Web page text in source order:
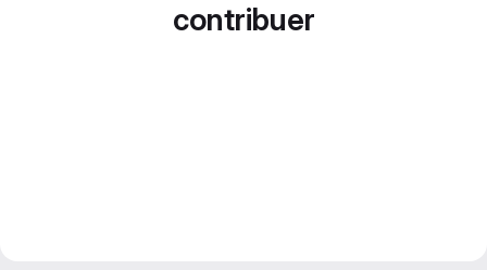
contribuer